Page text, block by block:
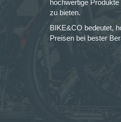
hochwertige
zu bieten.
BIKE&CO bedeutet,
Preisen bei bester